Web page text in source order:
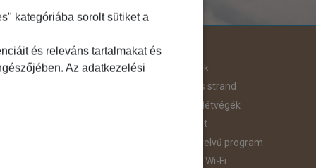
Útjellemző
Adventi út
Hegyvidék
Homokos strand
Hosszú Hétvégék
Húsvéti út
idegennyelvű program
Ingyenes Wi-Fi
kategóriába sorolt sütiket a
és releváns tartalmakat és
Az adatkezelési